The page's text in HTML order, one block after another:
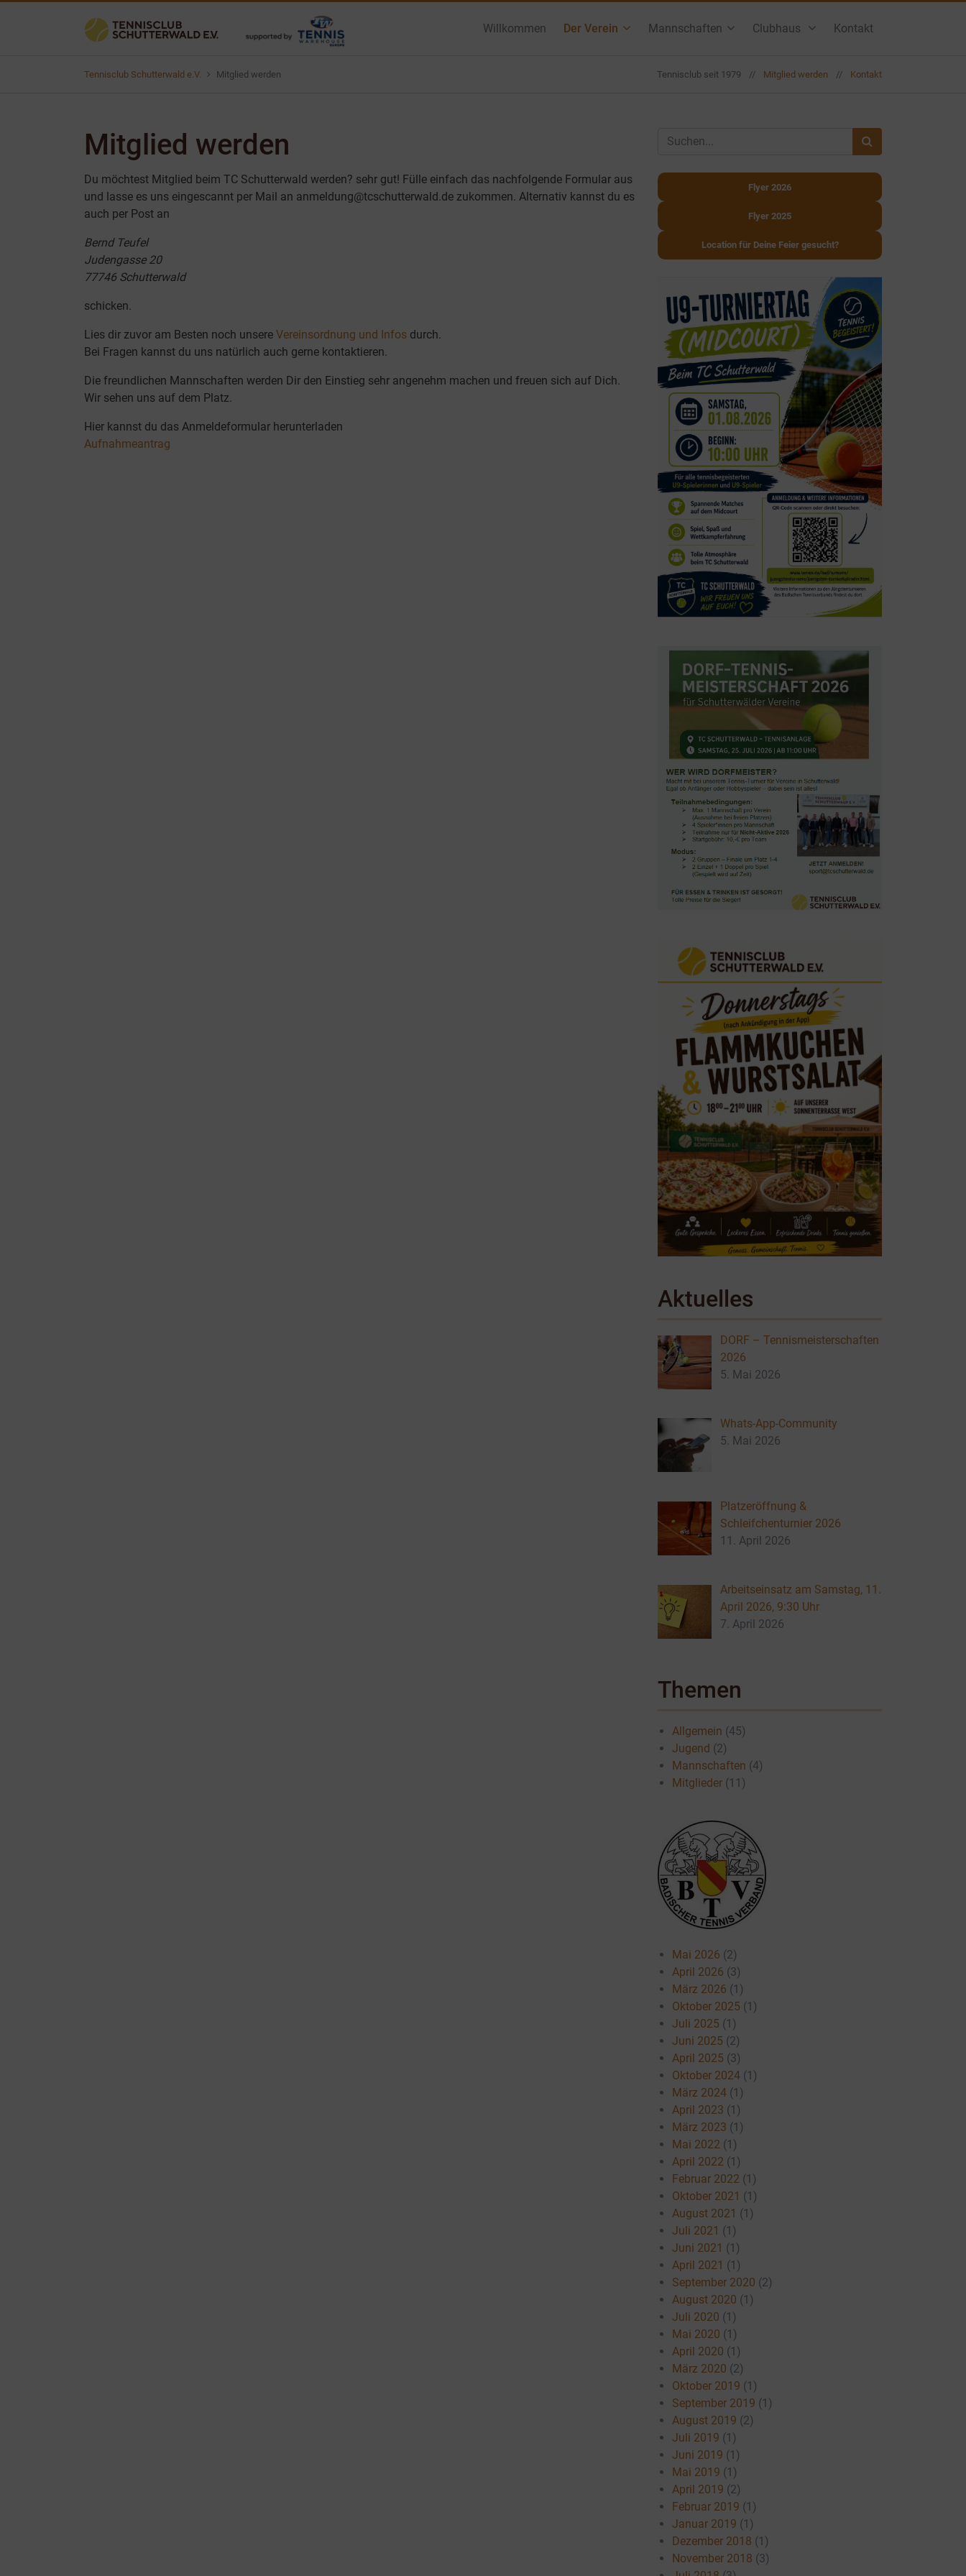
Willkommen Der Verein Mannschaften Clubhaus Kontakt
Tennisclub Schutterwald e.V. Mitglied werden Tennisclub seit 1979 // Mitglied werden // Kontakt
Mitglied werden
Du möchtest Mitglied beim TC Schutterwald werden? sehr gut! Fülle einfach das nachfolgende Formular aus
und lasse es uns eingescannt per Mail an anmeldung@tcschutterwald.de zukommen. Alternativ kannst du es
auch per Post an
Bernd Teufel
Judengasse 20
77746 Schutterwald
schicken.
Lies dir zuvor am Besten noch unsere Vereinsordnung und Infos durch.
Bei Fragen kannst du uns natürlich auch gerne kontaktieren.
Die freundlichen Mannschaften werden Dir den Einstieg sehr angenehm machen und freuen sich auf Dich.
Wir sehen uns auf dem Platz.
Hier kannst du das Anmeldeformular herunterladen
Aufnahmeantrag
Flyer 2026
Flyer 2025
Location für Deine Feier gesucht?
Aktuelles
DORF – Tennismeisterschaften
2026
5. Mai 2026
Whats-App-Community
5. Mai 2026
Platzeröffnung &
Schleifchenturnier 2026
11. April 2026
Arbeitseinsatz am Samstag, 11.
April 2026, 9:30 Uhr
7. April 2026
Themen
Allgemein (45)
Jugend (2)
Mannschaften (4)
Mitglieder (11)
Mai 2026 (2)
April 2026 (3)
März 2026 (1)
Oktober 2025 (1)
Juli 2025 (1)
Juni 2025 (2)
April 2025 (3)
Oktober 2024 (1)
März 2024 (1)
April 2023 (1)
März 2023 (1)
Mai 2022 (1)
April 2022 (1)
Februar 2022 (1)
Oktober 2021 (1)
August 2021 (1)
Juli 2021 (1)
Juni 2021 (1)
April 2021 (1)
September 2020 (2)
August 2020 (1)
Juli 2020 (1)
Mai 2020 (1)
April 2020 (1)
März 2020 (2)
Oktober 2019 (1)
September 2019 (1)
August 2019 (2)
Juli 2019 (1)
Juni 2019 (1)
Mai 2019 (1)
April 2019 (2)
Februar 2019 (1)
Januar 2019 (1)
Dezember 2018 (1)
November 2018 (3)